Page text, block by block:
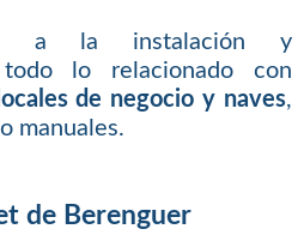
a la instalación y
lo relacionado con
de negocio y naves,
manuales.
de Berenguer